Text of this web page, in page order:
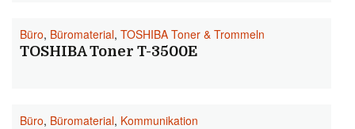
Büro, Büromaterial, TOSHIBA Toner & Trommeln
TOSHIBA Toner T-3500E
Büro, Büromaterial, Kommunikation